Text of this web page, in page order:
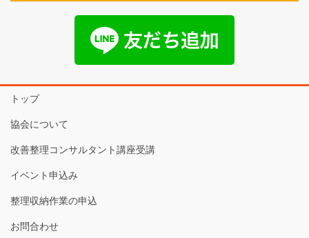
トップ
協会について
改善整理コンサルタント講座受講
イベント申込み
整理収納作業の申込
お問合わせ